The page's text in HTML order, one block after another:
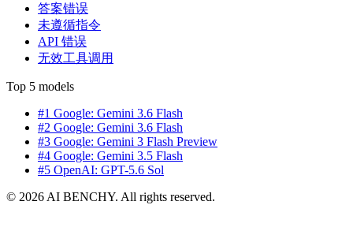
答案错误
未遵循指令
API 错误
无效工具调用
Top 5 models
#1 Google: Gemini 3.6 Flash
#2 Google: Gemini 3.6 Flash
#3 Google: Gemini 3 Flash Preview
#4 Google: Gemini 3.5 Flash
#5 OpenAI: GPT-5.6 Sol
© 2026 AI BENCHY. All rights reserved.